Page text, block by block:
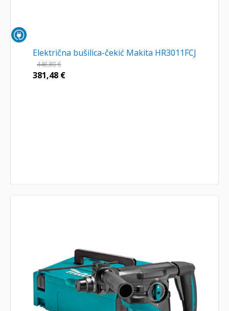
Električna bušilica-čekić Makita HR3011FCJ
448,80€
381,48 €